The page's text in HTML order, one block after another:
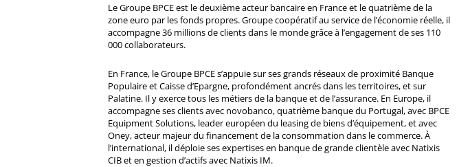
Le Groupe BPCE est le deuxième acteur bancaire en France et le quatrième de la
zone euro par les fonds propres. Groupe coopératif au service de l’économie réelle, il
accompagne 36 millions de clients dans le monde grâce à l’engagement de ses 110
000 collaborateurs.
En France, le Groupe BPCE s’appuie sur ses grands réseaux de proximité Banque
Populaire et Caisse d’Epargne, profondément ancrés dans les territoires, et sur
Palatine. Il y exerce tous les métiers de la banque et de l’assurance. En Europe, il
accompagne ses clients avec novobanco, quatrième banque du Portugal, avec BPCE
Equipment Solutions, leader européen du leasing de biens d’équipement, et avec
Oney, acteur majeur du financement de la consommation dans le commerce. À
l’international, il déploie ses expertises en banque de grande clientèle avec Natixis
CIB et en gestion d’actifs avec Natixis IM.